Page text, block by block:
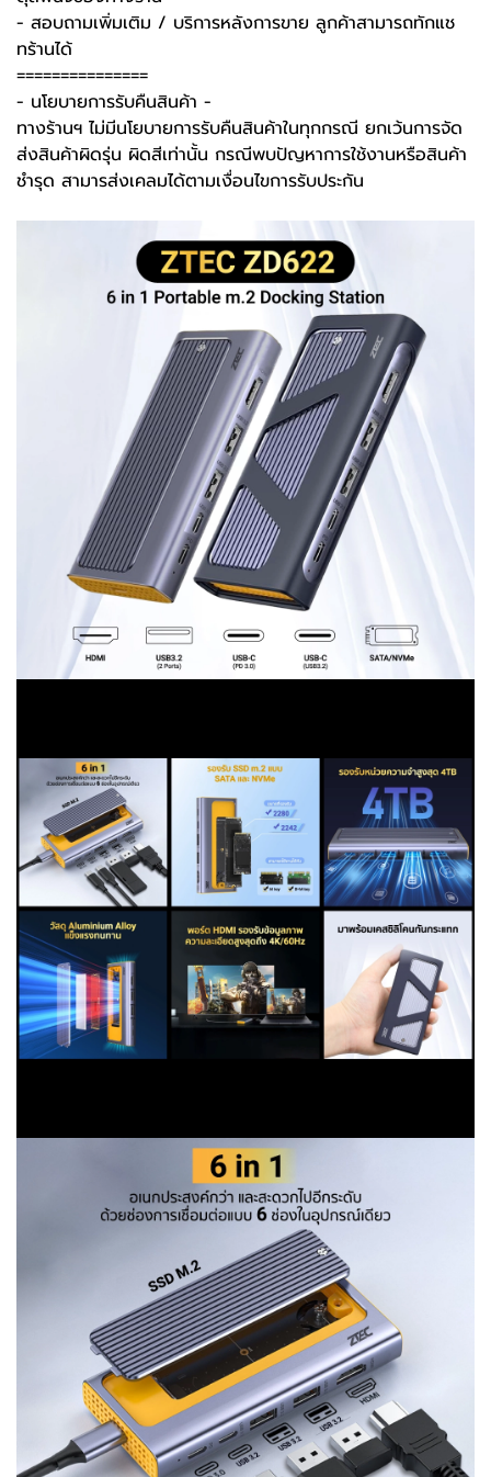
- สอบถามเพิ่มเติม / บริการหลังการขาย ลูกค้าสามารถทักแช
ทร้านได้
===============
-️ นโยบายการรับคืนสินค้า -️
ทางร้านฯ ไม่มีนโยบายการรับคืนสินค้าในทุกกรณี ยกเว้นการจัด
ส่งสินค้าผิดรุ่น ผิดสีเท่านั้น กรณีพบปัญหาการใช้งานหรือสินค้า
ชำรุด สามารส่งเคลมได้ตามเงื่อนไขการรับประกัน